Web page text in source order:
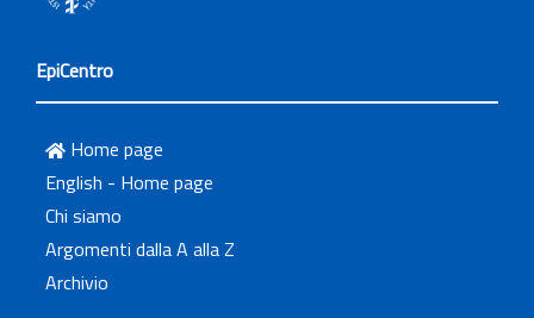
EpiCentro
Home page
English - Home page
Chi siamo
Argomenti dalla A alla Z
Archivio